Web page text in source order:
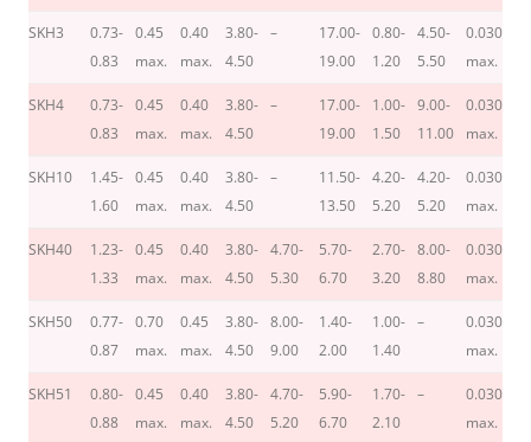
SKH3
0.73-
0.83
0.45
max.
0.40
max.
3.80-
4.50
–
17.00-
19.00
0.80-
1.20
4.50-
5.50
0.030
max.
SKH4
0.73-
0.83
0.45
max.
0.40
max.
3.80-
4.50
–
17.00-
19.00
1.00-
1.50
9.00-
11.00
0.030
max.
SKH10
1.45-
1.60
0.45
max.
0.40
max.
3.80-
4.50
–
11.50-
13.50
4.20-
5.20
4.20-
5.20
0.030
max.
SKH40
1.23-
1.33
0.45
max.
0.40
max.
3.80-
4.50
4.70-
5.30
5.70-
6.70
2.70-
3.20
8.00-
8.80
0.030
max.
SKH50
0.77-
0.87
0.70
max.
0.45
max.
3.80-
4.50
8.00-
9.00
1.40-
2.00
1.00-
1.40
–
0.030
max.
SKH51
0.80-
0.88
0.45
max.
0.40
max.
3.80-
4.50
4.70-
5.20
5.90-
6.70
1.70-
2.10
–
0.030
max.